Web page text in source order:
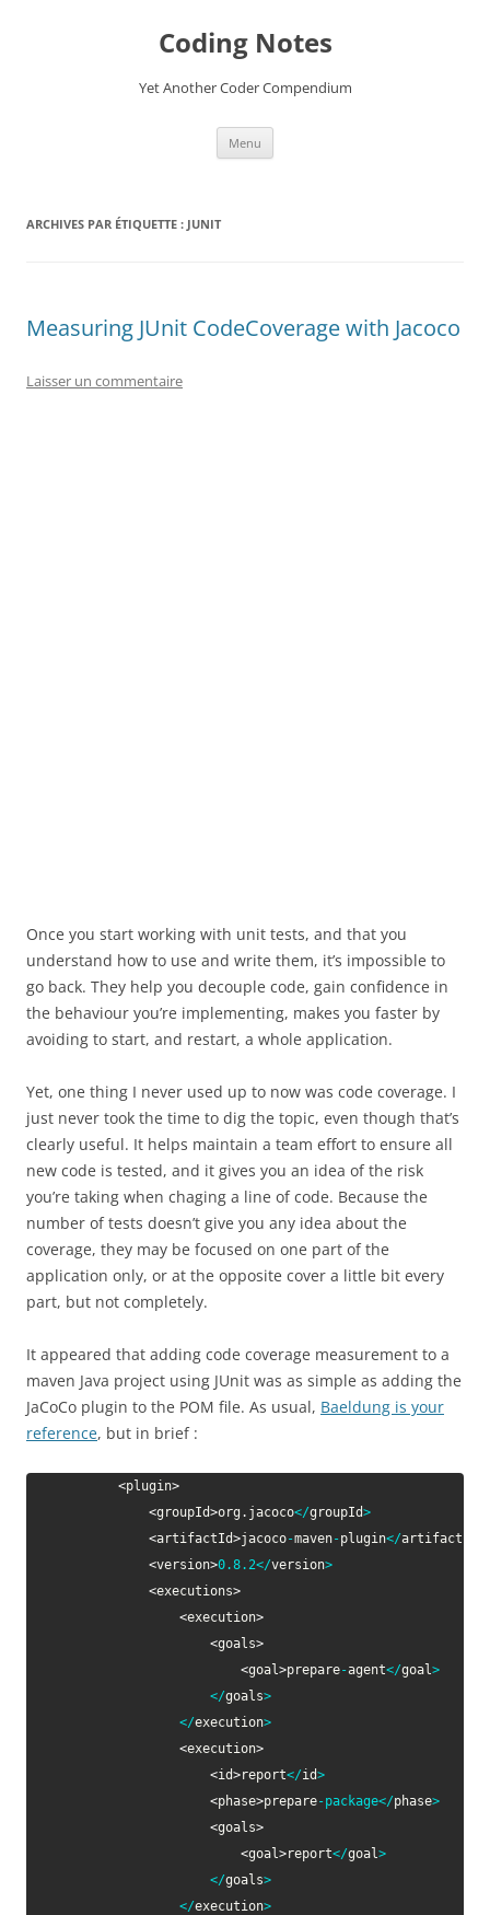
Coding Notes
Yet Another Coder Compendium
Menu
ARCHIVES PAR ÉTIQUETTE : JUNIT
Measuring JUnit CodeCoverage with Jacoco
Laisser un commentaire
Once you start working with unit tests, and that you
understand how to use and write them, it’s impossible to
go back. They help you decouple code, gain confidence in
the behaviour you’re implementing, makes you faster by
avoiding to start, and restart, a whole application.
Yet, one thing I never used up to now was code coverage. I
just never took the time to dig the topic, even though that’s
clearly useful. It helps maintain a team effort to ensure all
new code is tested, and it gives you an idea of the risk
you’re taking when chaging a line of code. Because the
number of tests doesn’t give you any idea about the
coverage, they may be focused on one part of the
application only, or at the opposite cover a little bit every
part, but not completely.
It appeared that adding code coverage measurement to a
maven Java project using JUnit was as simple as adding the
JaCoCo plugin to the POM file. As usual, Baeldung is your
reference, but in brief :
<plugin>
<groupId>org . jacoco</groupId>
<artifactId>jacoco-maven-plugin</artifactId
<version>0.8.2</version>
<executions>
<execution>
<goals>
<goal>prepare-agent</goal>
</goals>
</execution>
<execution>
<id>report</id>
<phase>prepare-package</phase>
<goals>
<goal>report</goal>
</goals>
</execution>